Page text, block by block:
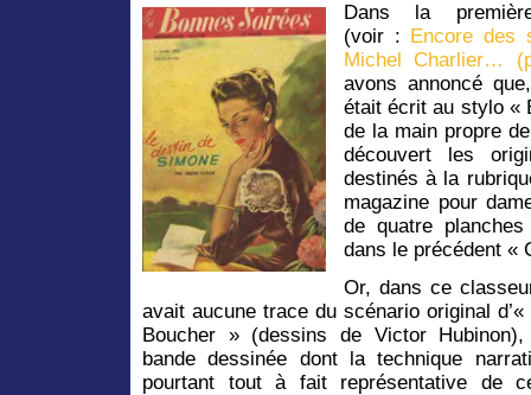
Dans la
(voir : Encore des
Michel Charlier…
avons annoncé
était écrit au stylo «
de la main propre
découvert les
destinés à la
magazine pour
de quatre
dans le précédent «
Or, dans ce
avait aucune trace du scénario original d’«
Boucher » (dessins de Victor Hubinon),
bande dessinée dont la technique
pourtant tout à fait représentative de